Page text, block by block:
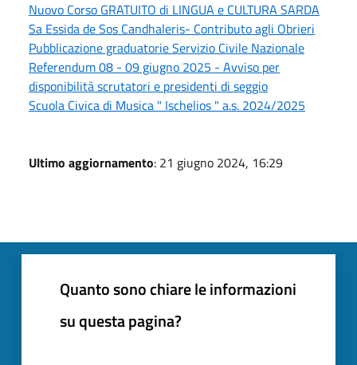
Nuovo Corso GRATUITO di LINGUA e CULTURA SARDA
Sa Essida de Sos Candhaleris- Contributo agli Obrieri
Pubblicazione graduatorie Servizio Civile Nazionale
Referendum 08 - 09 giugno 2025 - Avviso per
disponibilità scrutatori e presidenti di seggio
Scuola Civica di Musica " Ischelios " a.s. 2024/2025
Ultimo aggiornamento: 21 giugno 2024, 16:29
Quanto sono chiare le informazioni
su questa pagina?